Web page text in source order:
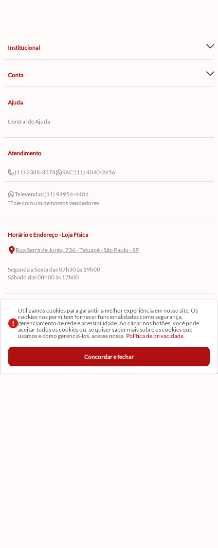
Utilizamos cookies para garantir a melhor experiência em nosso site. Os
cookies nos permitem fornecer funcionalidades como segurança,
gerenciamento de rede e acessibilidade. Ao clicar nos botões, você pode
aceitar todos os cookies ou, se quiser saber mais sobre os cookies que
usamos e como gerenciá-los, acesse nossa Política de privacidade.
Concordar e fechar
Institucional
Conta
Ajuda
Central de Ajuda
Atendimento
(11) 2388-3378 SAC:(11) 4040-2656
Televendas:(11) 99954-4401
*Fale com um de nossos vendedores
Horário e Endereço - Loja Física
Rua Serra de Juréa, 736 - Tatuapé - São Paulo - SP
Segunda a Sexta das 07h30 às 19h00
Sábado das 08h00 às 17h00
Cadastre-se em Nossa Newsletter
Receba as novidades